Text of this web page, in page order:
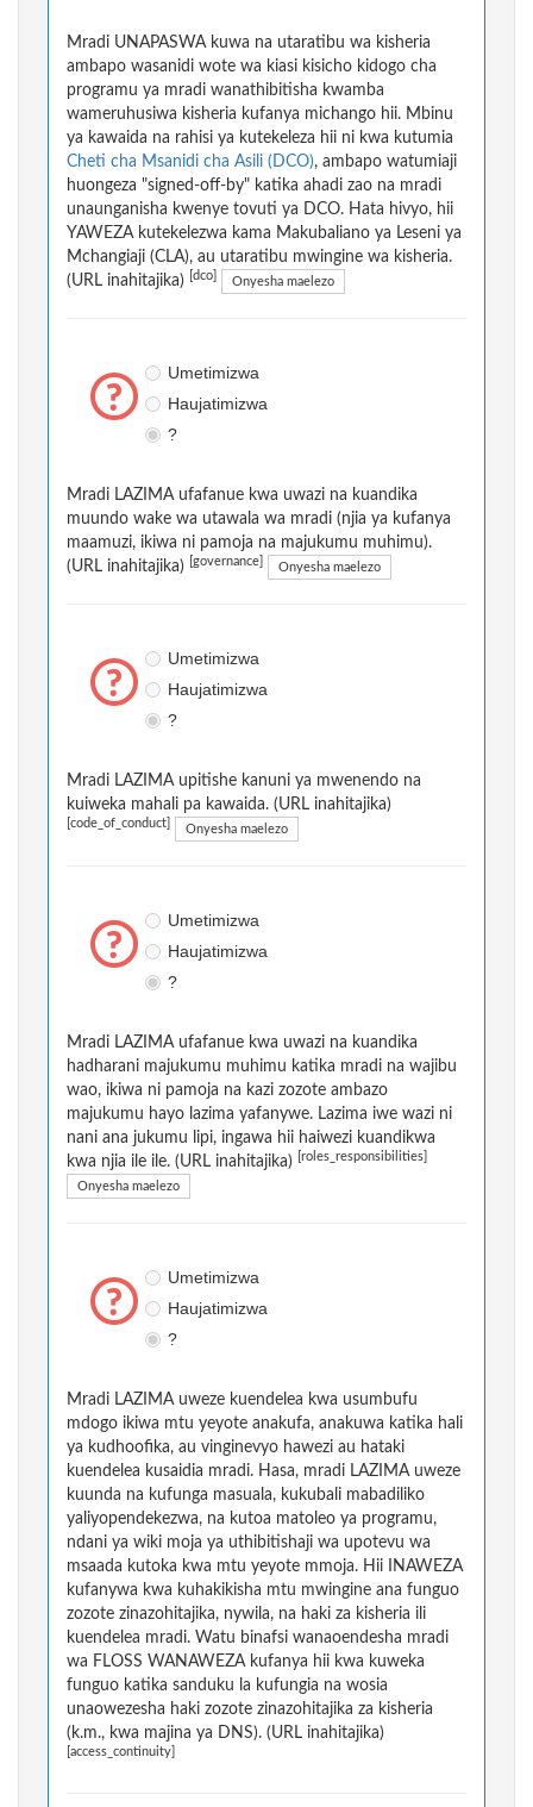
Mradi UNAPASWA kuwa na utaratibu wa kisheria
ambapo wasanidi wote wa kiasi kisicho kidogo cha
programu ya mradi wanathibitisha kwamba
wameruhusiwa kisheria kufanya michango hii. Mbinu
ya kawaida na rahisi ya kutekeleza hii ni kwa kutumia
Cheti cha Msanidi cha Asili (DCO), ambapo watumiaji
huongeza "signed-off-by" katika ahadi zao na mradi
unaunganisha kwenye tovuti ya DCO. Hata hivyo, hii
YAWEZA kutekelezwa kama Makubaliano ya Leseni ya
Mchangiaji (CLA), au utaratibu mwingine wa kisheria.
(URL inahitajika)
[dco] Onyesha maelezo
Umetimizwa
Haujatimizwa
?
Mradi LAZIMA ufafanue kwa uwazi na kuandika
muundo wake wa utawala wa mradi (njia ya kufanya
maamuzi, ikiwa ni pamoja na majukumu muhimu).
(URL inahitajika)
[governance] Onyesha maelezo
Umetimizwa
Haujatimizwa
?
Mradi LAZIMA upitishe kanuni ya mwenendo na
kuiweka mahali pa kawaida. (URL inahitajika)
[code_of_conduct] Onyesha maelezo
Umetimizwa
Haujatimizwa
?
Mradi LAZIMA ufafanue kwa uwazi na kuandika
hadharani majukumu muhimu katika mradi na wajibu
wao, ikiwa ni pamoja na kazi zozote ambazo
majukumu hayo lazima yafanywe. Lazima iwe wazi ni
nani ana jukumu lipi, ingawa hii haiwezi kuandikwa
kwa njia ile ile. (URL inahitajika)
[roles_responsibilities]
Onyesha maelezo
Umetimizwa
Haujatimizwa
?
Mradi LAZIMA uweze kuendelea kwa usumbufu
mdogo ikiwa mtu yeyote anakufa, anakuwa katika hali
ya kudhoofika, au vinginevyo hawezi au hataki
kuendelea kusaidia mradi. Hasa, mradi LAZIMA uweze
kuunda na kufunga masuala, kukubali mabadiliko
yaliyopendekezwa, na kutoa matoleo ya programu,
ndani ya wiki moja ya uthibitishaji wa upotevu wa
msaada kutoka kwa mtu yeyote mmoja. Hii INAWEZA
kufanywa kwa kuhakikisha mtu mwingine ana funguo
zozote zinazohitajika, nywila, na haki za kisheria ili
kuendelea mradi. Watu binafsi wanaoendesha mradi
wa FLOSS WANAWEZA kufanya hii kwa kuweka
funguo katika sanduku la kufungia na wosia
unaowezesha haki zozote zinazohitajika za kisheria
(k.m., kwa majina ya DNS). (URL inahitajika)
[access_continuity]